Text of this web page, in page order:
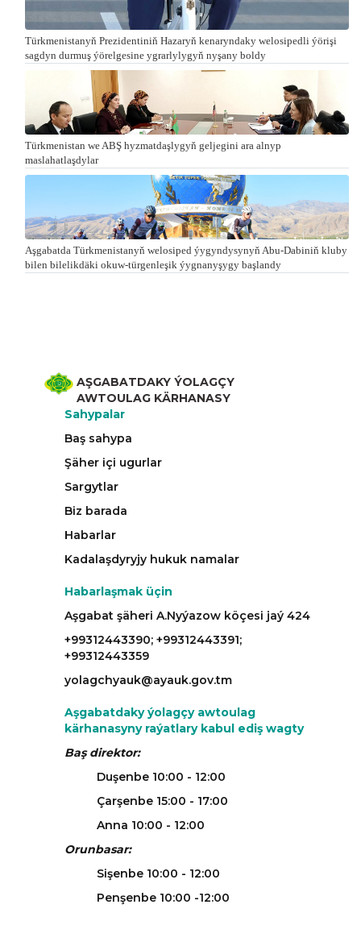
Türkmenistanyň Prezidentiniň Hazaryň kenaryndaky welosipedli ýörişi
sagdyn durmuş ýörelgesine ygrarlylygyň nyşany boldy
Türkmenistan we ABŞ hyzmatdaşlygyň geljegini ara alnyp
maslahatlaşdylar
Aşgabatda Türkmenistanyň welosiped ýygyndysynyň Abu-Dabiniň kluby
bilen bilelikdäki okuw-türgenleşik ýygnanyşygy başlandy
AŞGABATDAKY ÝOLAGÇY
AWTOULAG KÄRHANASY
Sahypalar
Baş sahypa
Şäher içi ugurlar
Sargytlar
Biz barada
Habarlar
Kadalaşdyryjy hukuk namalar
Habarlaşmak üçin
Aşgabat şäheri A.Nyýazow köçesi jaý 424
+99312443390; +99312443391;
+99312443359
yolagchyauk@ayauk.gov.tm
Aşgabatdaky ýolagçy awtoulag
kärhanasyny raýatlary kabul ediş wagty
Baş direktor:
Duşenbe 10:00 - 12:00
Çarşenbe 15:00 - 17:00
Anna 10:00 - 12:00
Orunbasar:
Sişenbe 10:00 - 12:00
Penşenbe 10:00 -12:00